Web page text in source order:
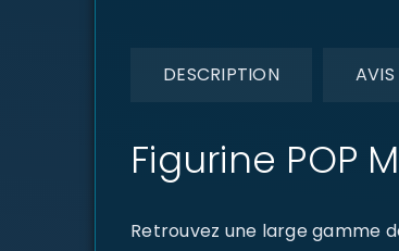
DESCRIPTION
Figurine POP
Retrouvez une large gamme